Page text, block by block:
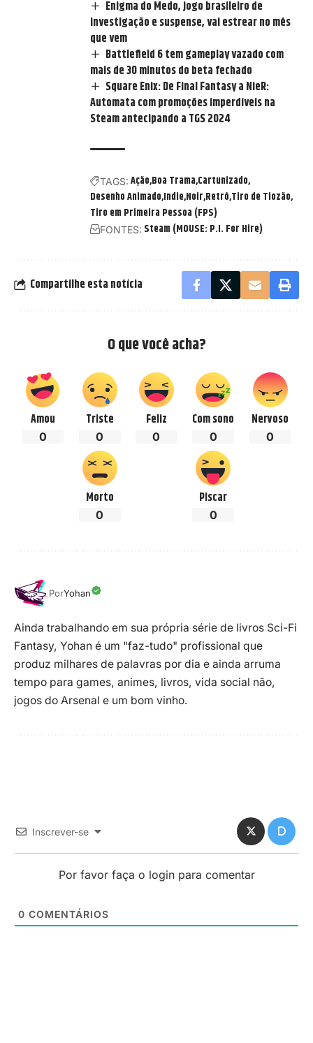
Enigma do Medo, jogo brasileiro de
investigação e suspense, vai estrear no mês
que vem
Battlefield 6 tem gameplay vazado com
mais de 30 minutos do beta fechado
Square Enix: De Final Fantasy a NieR:
Automata com promoções imperdíveis na
Steam antecipando a TGS 2024
TAGS: Ação Boa Trama Cartunizado
Desenho Animado Indie Noir Retrô Tiro de Tiozão
Tiro em Primeira Pessoa (FPS)
FONTES: Steam (MOUSE: P.I. For Hire)
Compartilhe esta notícia
O que você acha?
Amou
0
Triste
0
Feliz
0
Com sono
0
Nervoso
0
Morto
0
Piscar
0
PorYohan
Ainda trabalhando em sua própria série de livros Sci-Fi
Fantasy, Yohan é um "faz-tudo" profissional que
produz milhares de palavras por dia e ainda arruma
tempo para games, animes, livros, vida social não,
jogos do Arsenal e um bom vinho.
Inscrever-se
Por favor faça o login para comentar
0 COMENTÁRIOS